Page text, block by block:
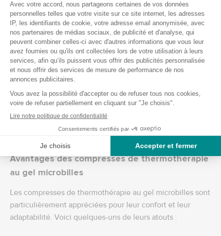
Avant une séance de sport : Appliquer une compresse
chaude sur les muscles avant l’entraînement peut aider à
préparer le corps et réduire les risques de contractures.
Après une journée stressante : Utiliser une compresse
chaude sur les épaules ou la nuque après le travail peut
relâcher les tensions accumulées et favoriser la détente.
En cas de courbatures : Appliquer une compresse froide
sur les muscles courbaturés, notamment après
Avantages des compresses de thermothérapie
au gel microbilles
Les compresses de thermothérapie au gel microbilles sont
particulièrement appréciées pour leur confort et leur
adaptabilité. Voici quelques-uns de leurs atouts :